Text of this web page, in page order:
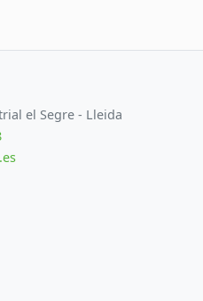
el Segre - Lleida